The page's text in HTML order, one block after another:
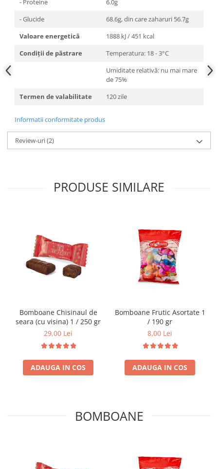
- Proteine
6.0g
- Glucide
68.6g, din care zaharuri 56.7g
Valoare energetică
1888 kJ / 451 kcal
Condiții de păstrare
Temperatura: 18 - 3°C
Umiditate relativă: nu mai mare
de 75%
Termen de valabilitate
120 zile
Informatii conformitate produs
Review-uri(2)
PRODUSE SIMILARE
Bomboane Chisinaul de
seara (cu visina) 1 / 250 gr
29,00 Lei
ADAUGA IN COS
Bomboane Frutic Asortate 1
/ 190 gr
8,00 Lei
ADAUGA IN COS
BOMBOANE